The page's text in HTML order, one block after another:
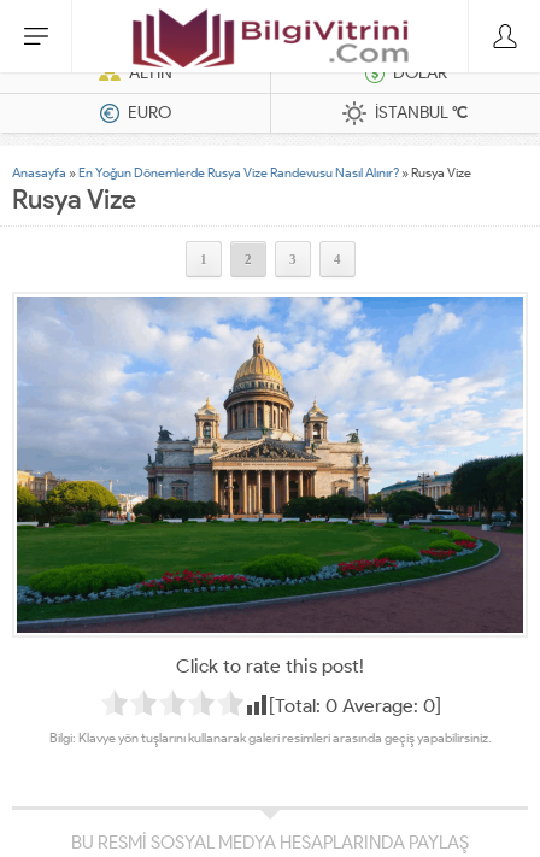
Dizel Jeneratörler
ALTIN
DOLAR
EURO
İSTANBUL°C
Anasayfa »En Yoğun Dönemlerde Rusya Vize Randevusu Nasıl Alınır? »Rusya Vize
Rusya Vize
1 2 3 4
Click to rate this post!
[Total: 0Average: 0]
Bilgi: Klavye yön tuşlarını kullanarak galeri resimleri arasında geçiş yapabilirsiniz.
BU RESMİ SOSYAL MEDYA HESAPLARINDA PAYLAŞ